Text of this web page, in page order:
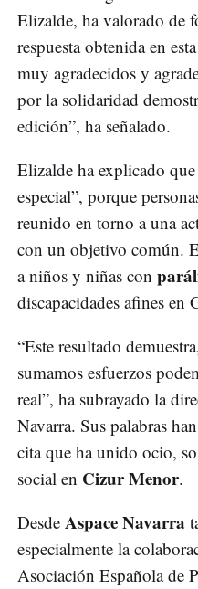
Elizalde, ha valorado de
respuesta obtenida en
muy agradecidos y
por la solidaridad
edición”, ha señalado.
Elizalde ha explicado
especial”, porque
reunido en torno a una
con un objetivo común.
a niños y niñas con
discapacidades afines en
“Este resultado
sumamos esfuerzos
real”, ha subrayado la
Navarra. Sus palabras
cita que ha unido ocio,
social en Cizur Menor.
Desde Aspace Navarra
especialmente la
Asociación Española de